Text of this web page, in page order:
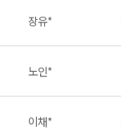
장유*
노인*
이채*